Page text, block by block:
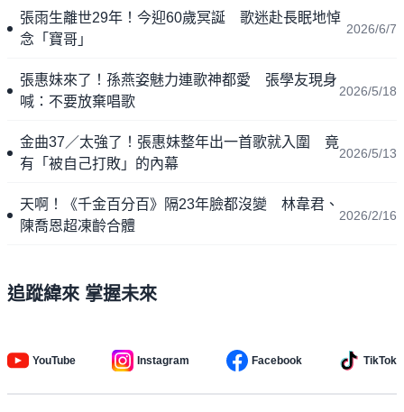
張雨生離世29年！今迎60歲冥誕 歌迷赴長眠地悼
念「寶哥」
2026/6/7
張惠妹來了！孫燕姿魅力連歌神都愛 張學友現身
喊：不要放棄唱歌
2026/5/18
金曲37／太強了！張惠妹整年出一首歌就入圍 竟
有「被自己打敗」的內幕
2026/5/13
天啊！《千金百分百》隔23年臉都沒變 林韋君、
陳喬恩超凍齡合體
2026/2/16
追蹤緯來 掌握未來
YouTube Instagram Facebook TikTok